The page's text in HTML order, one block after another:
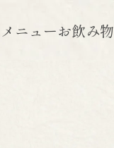
メニューお飲み物